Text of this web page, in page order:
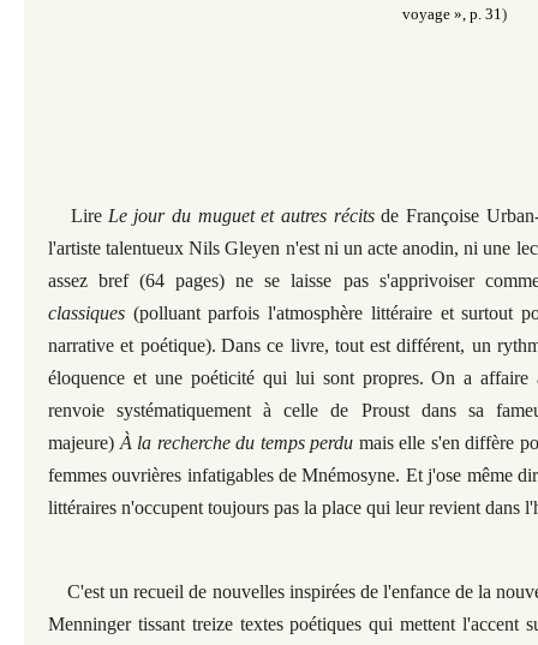
voyage », p. 31 )
Lire Le jour du muguet et autres récitsde Françoise
l'artiste talentueux Nils Gleyen n'est ni un acte anodin, ni une
assez bref (64 pages) ne se laisse pas s'apprivoiser
classiques (polluant parfois l'atmosphère littéraire et surtout
narrative et poétique). Dans ce livre, tout est différent, un
éloquence et une poéticité qui lui sont propres. On a affaire
renvoie systématiquement à celle de Proust dans sa
majeure) À la recherche du temps perdu mais elle s'en diffère
femmes ouvrières infatigables de Mnémosyne. Et j'ose même
littéraires n'occupent toujours pas la place qui leur revient dans
C'est un recueil de nouvelles inspirées de l'enfance de la
Menninger tissant treize textes poétiques qui mettent l'accent